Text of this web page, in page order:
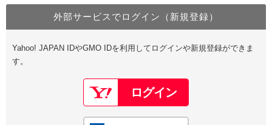
Value Domain Oneにログイン
Google
GMO ID Amazon
Value Domain Oneアカウント作成
以下でも登録可能
Google Yahoo!
外部サービスでログイン（新規登録）
Yahoo! JAPAN IDやGMO IDを利用してログインや新規登録ができま
す。